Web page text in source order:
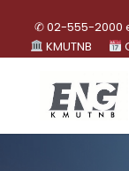
✆ 02-555-2000
KMUTNB